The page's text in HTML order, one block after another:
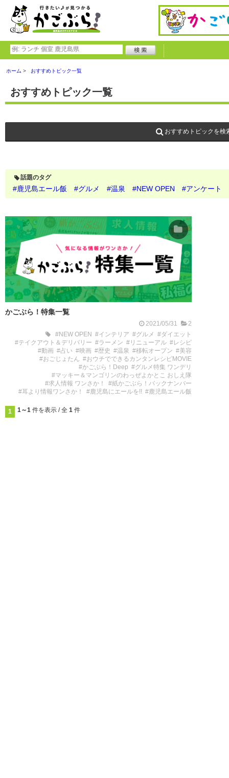
ホーム おすすめトピック一覧
おすすめトピック一覧
おすすめトピックを検
話題のタグ
#鹿児島エール飯 #グルメ #温泉 #NEW OPEN #アンケート
かごぶら！特集一覧
2021/05/31
2
#NEW OPEN #インテリア #グルメ #ダイエット
#テイクアウト＆デリバリー #ラーメン #リニューアル #レシピ
#動画 #占い #映画 #歴史 #温泉 #移転オープン #美容
#おごじょたん #おウチでできるカンタンレシピMOVIE
#かごぶら！Deep #グルメ特集 ワンデリ
#マッキー＆マンゴリンのわっぜよかとこ おしえ隊
#求人情報 ワンさか！
#紙かごぶら！バックナンバー
#耳より情報ワンさか！
#鹿児島にエールを!! #鹿児島エール飯
1 1～1 件を表示 / 全 1 件